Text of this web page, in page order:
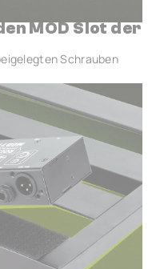
MOD Slot der
Schrauben